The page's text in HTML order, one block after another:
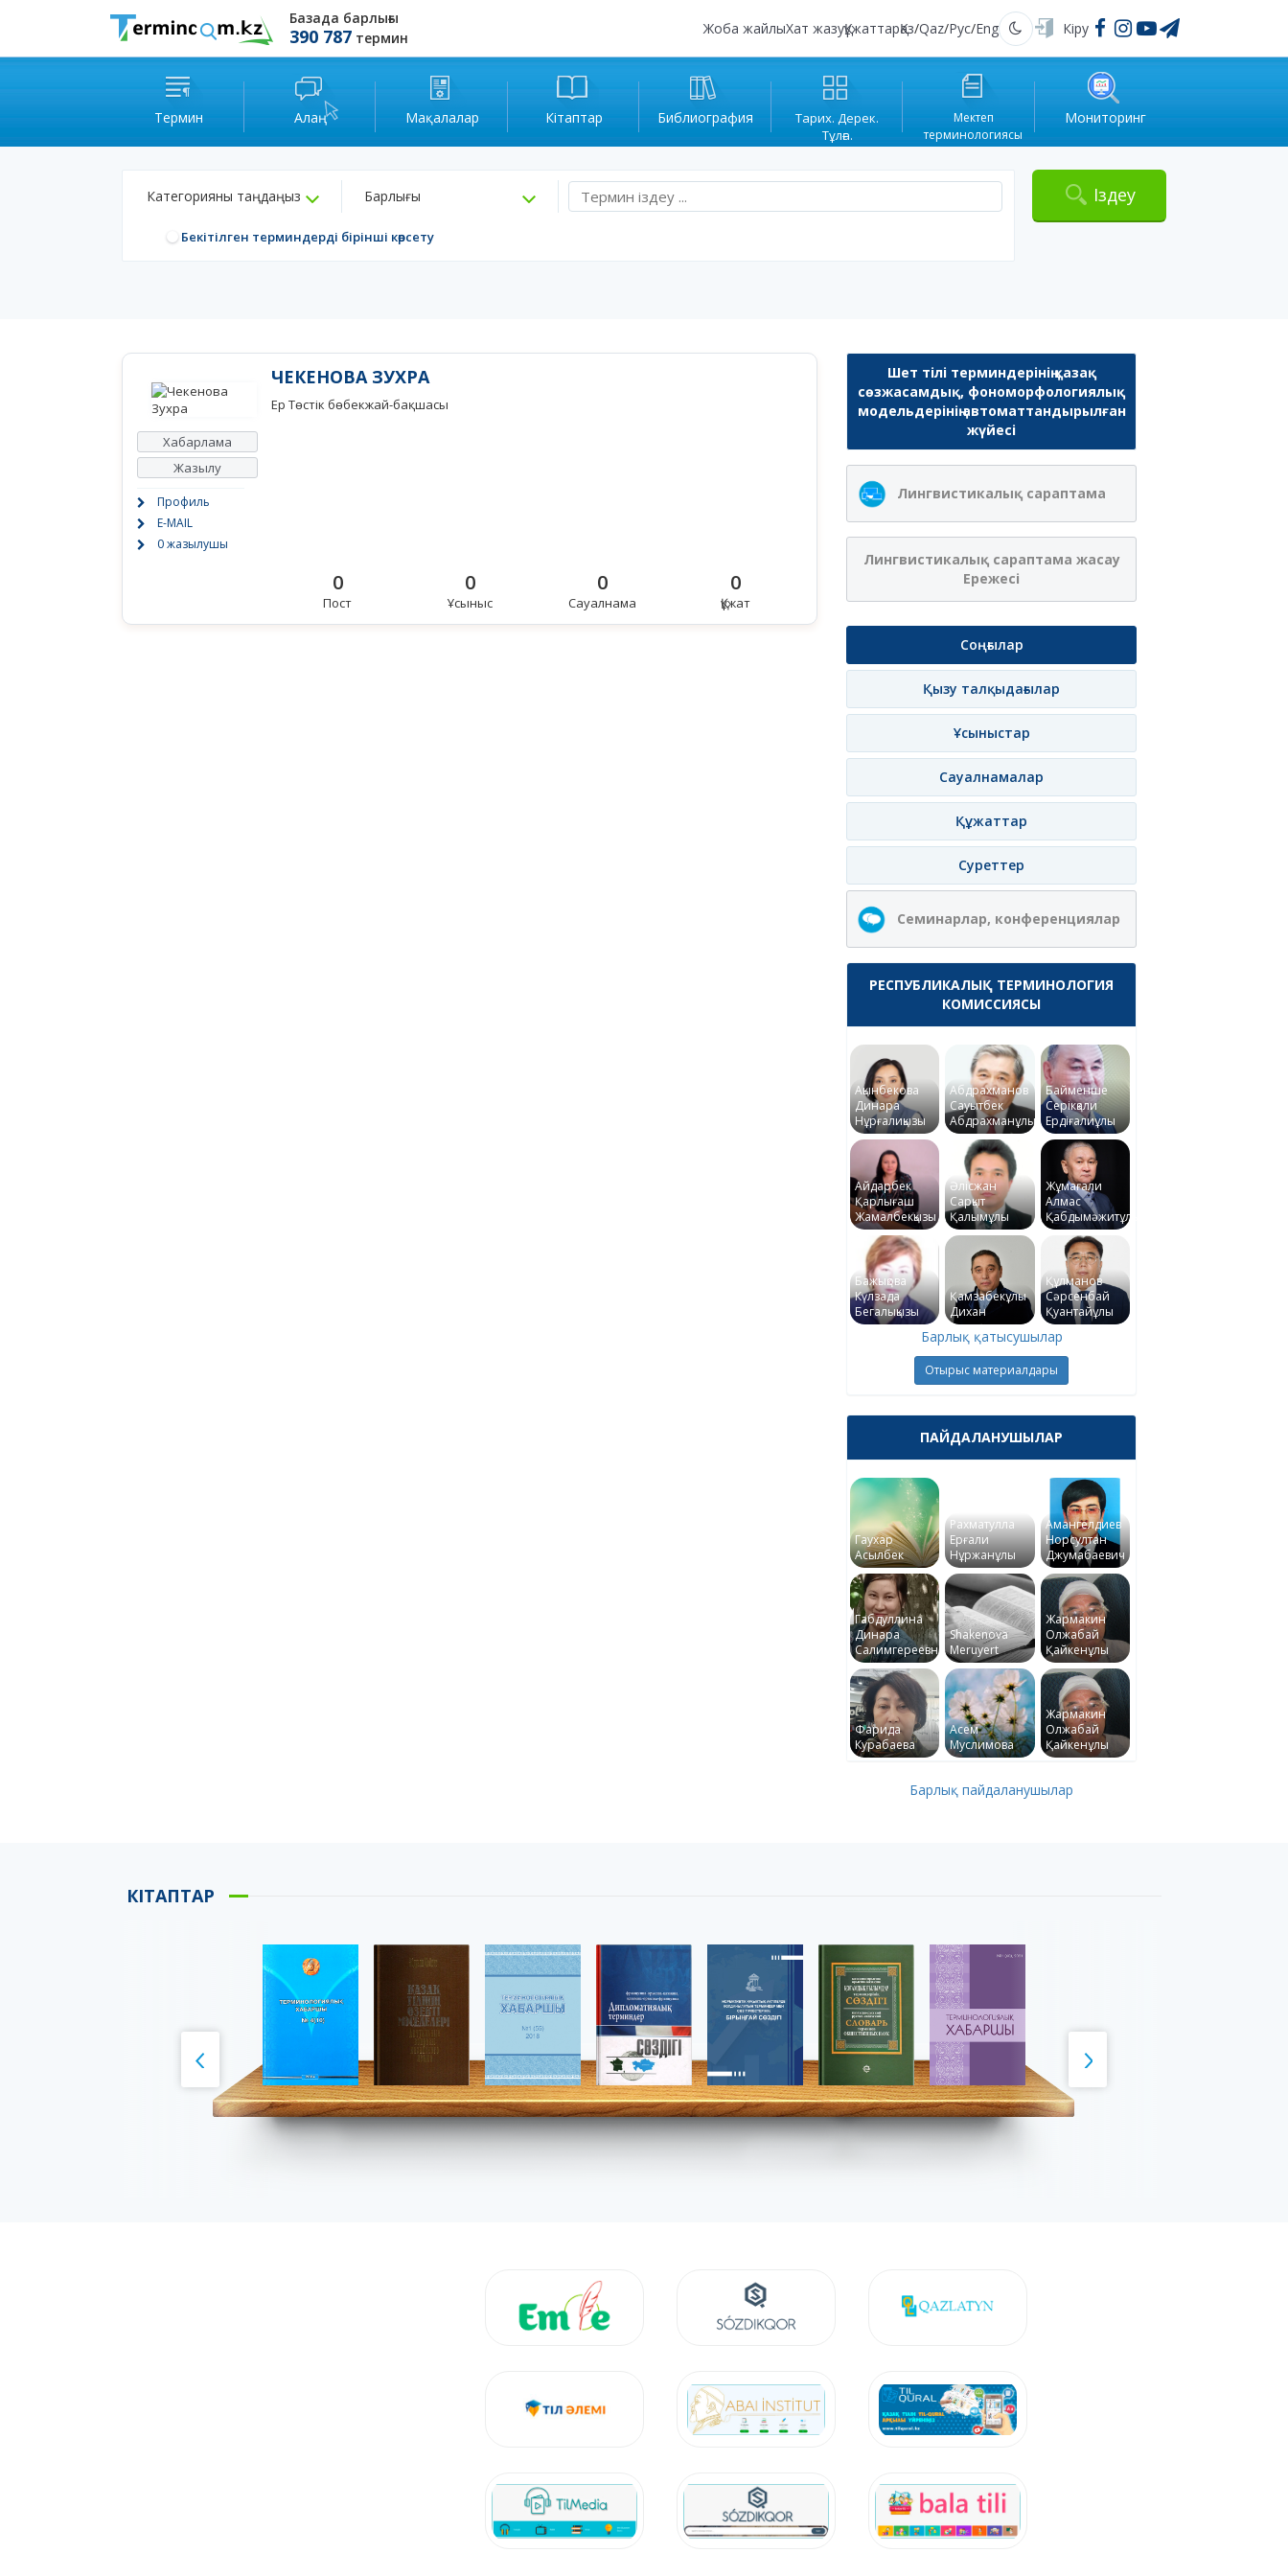
Базада барлығы
390 787 термин
Жоба жайлыХат жазуҚұжаттарҚаз/Qaz/Рус/Eng Қараңғы Кіру
Термин Алаң Мақалалар Кітаптар Библиография
Тарих. Дерек.
Тұлға.
Мектеп
терминологиясы
Мониторинг
Категорияны таңдаңыз Барлығы
Бекітілген терминдерді бірінші көрсету
Іздеу
Хабарлама
Жазылу
Профиль
E-MAIL
0 жазылушы
ЧЕКЕНОВА ЗУХРА
Ер Төстік бөбекжай-бақшасы
0
Пост
0
Ұсыныс
0
Сауалнама
0
Құжат
Шет тілі терминдерінің қазақ
сөзжасамдық, фономорфологиялық
модельдерінің автоматтандырылған
жүйесі
Лингвистикалық сараптама
Лингвистикалық сараптама жасау
Ережесі
Соңғылар
Қызу талқыдағылар
Ұсыныстар
Сауалнамалар
Құжаттар
Суреттер
Семинарлар, конференциялар
РЕСПУБЛИКАЛЫҚ ТЕРМИНОЛОГИЯ
КОМИССИЯСЫ
Ақынбекова
Динара
Нұрғалиқызы
Абдрахманов
Сауытбек
Абдрахманұлы
Байменше
Серікқали
Ердіғалиұлы
Айдарбек
Қарлығаш
Жамалбекқызы
Әлісжан
Сарқыт
Қалымұлы
Жұмағали
Алмас
Қабдымәжитұлы
Бажықова
Күлзада
Бегалықызы
Қамзабекұлы
Дихан
Құлманов
Сәрсенбай
Қуантайұлы
Барлық қатысушылар
Отырыс материалдары
ПАЙДАЛАНУШЫЛАР
Гаухар
Асылбек
Рахматулла
Ерғали
Нұржанұлы
Амангелдиев
Норсултан
Джумабаевич
Габдуллина
Динара
Салимгереевна
Shakenova
Meruyert
Жармакин
Олжабай
Қайкенұлы
Фарида
Курабаева
Асем
Муслимова
Жармакин
Олжабай
Қайкенұлы
Барлық пайдаланушылар
КІТАПТАР